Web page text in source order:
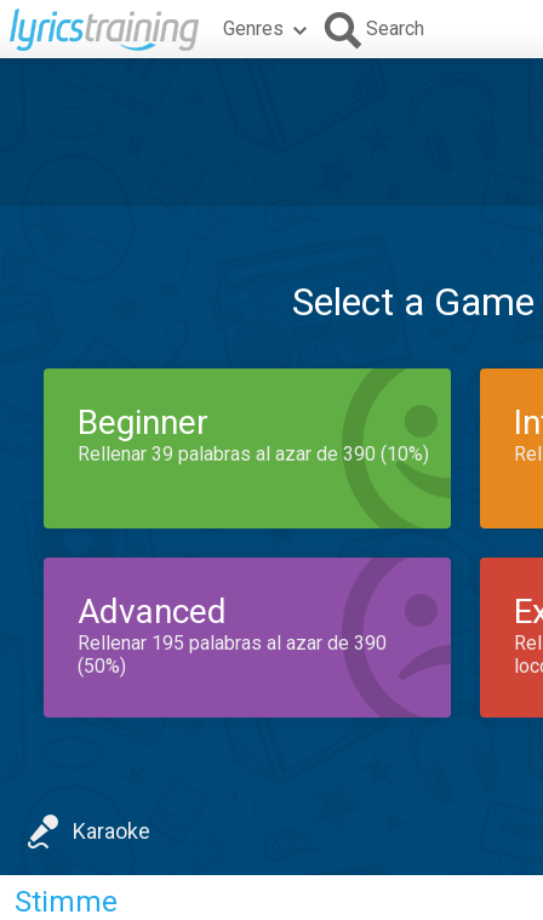
Genres Search
Select a
Beginner
Rellenar 39 palabras al azar de 390 (10%)
Advanced
Rellenar 195 palabras al azar de 390
(50%)
Karaoke
Stimme